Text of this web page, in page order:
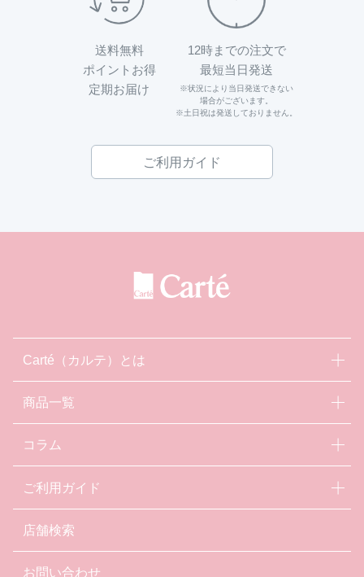
送料無料
ポイントお得
定期お届け
12時までの注文で
最短当日発送
※状況により当日発送できない
場合がございます。
※土日祝は発送しておりません。
ご利用ガイド
Carté（カルテ）とは
商品一覧
コラム
ご利用ガイド
店舗検索
お問い合わせ